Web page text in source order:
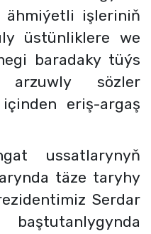
işleriniň
üstünliklere we
baradaky tüýs
arzuwly sözler
eriş-argaş
ussatlarynyň
täze taryhy
Serdar
baştutanlygynda